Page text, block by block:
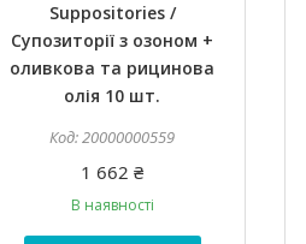
Suppositories /
Супозиторії з озоном +
оливкова та рицинова
олія 10 шт.
20000000559
1 662 ₴
В наявності